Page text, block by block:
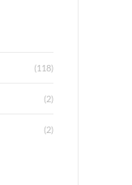
(118)
(2)
(2)